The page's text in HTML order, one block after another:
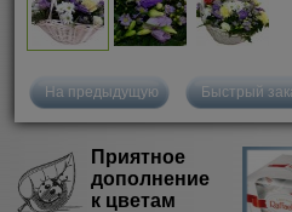
На предыдущую Быстрый
Приятное
дополнение
к цветам